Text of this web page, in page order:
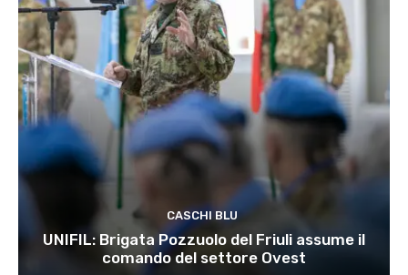
CASCHI BLU
UNIFIL: Brigata Pozzuolo del Friuli assume il
comando del settore Ovest